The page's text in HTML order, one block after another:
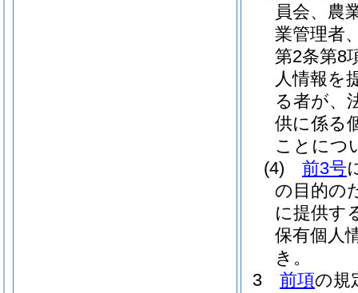
員会、農
業管理者
第2条第8
人情報を
る者が、
供に係る
ことにつ
(4)
前3号
の目的の
に提供す
保有個人
き。
3
前項の規